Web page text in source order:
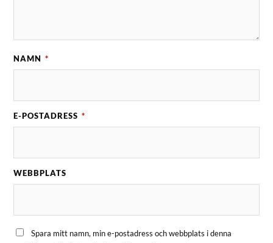
NAMN *
E-POSTADRESS *
WEBBPLATS
Spara mitt namn, min e-postadress och webbplats i denna